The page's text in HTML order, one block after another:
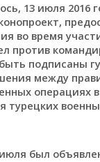
13 июля 2016
во время
против
подписаны
между
операциях
турецких
был